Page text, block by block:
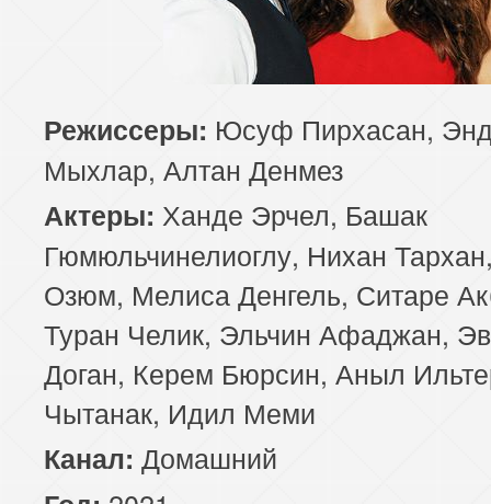
Режиссеры: Юсуф Пирхасан,
Мыхлар, Алтан Денмез
Актеры: Ханде Эрчел, Башак
Гюмюльчинелиоглу, Нихан
Озюм, Мелиса Денгель, Ситаре
Туран Челик, Эльчин Афаджан,
Доган, Керем Бюрсин, Аныл
Чытанак, Идил Меми
Канал: Домашний